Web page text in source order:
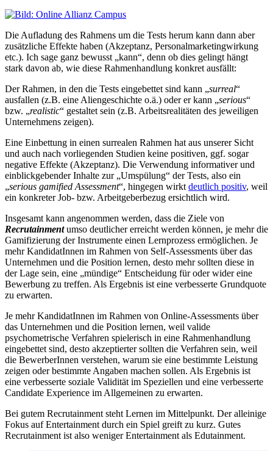
Die Aufladung des Rahmens um die Tests herum kann dann aber
zusätzliche Effekte haben (Akzeptanz, Personalmarketingwirkung
etc.). Ich sage ganz bewusst „kann“, denn ob dies gelingt hängt
stark davon ab, wie diese Rahmenhandlung konkret ausfällt:
Der Rahmen, in den die Tests eingebettet sind kann „surreal“
ausfallen (z.B. eine Aliengeschichte o.ä.) oder er kann „serious“
bzw. „realistic“ gestaltet sein (z.B. Arbeitsrealitäten des jeweiligen
Unternehmens zeigen).
Eine Einbettung in einen surrealen Rahmen hat aus unserer Sicht
und auch nach vorliegenden Studien keine positiven, ggf. sogar
negative Effekte (Akzeptanz). Die Verwendung informativer und
einblickgebender Inhalte zur „Umspülung“ der Tests, also ein
„serious gamified Assessment“, hingegen wirkt deutlich positiv, weil
ein konkreter Job- bzw. Arbeitgeberbezug ersichtlich wird.
Insgesamt kann angenommen werden, dass die Ziele von
Recrutainment umso deutlicher erreicht werden können, je mehr die
Gamifizierung der Instrumente einen Lernprozess ermöglichen. Je
mehr KandidatInnen im Rahmen von Self-Assessments über das
Unternehmen und die Position lernen, desto mehr sollten diese in
der Lage sein, eine „mündige“ Entscheidung für oder wider eine
Bewerbung zu treffen. Als Ergebnis ist eine verbesserte Grundquote
zu erwarten.
Je mehr KandidatInnen im Rahmen von Online-Assessments über
das Unternehmen und die Position lernen, weil valide
psychometrische Verfahren spielerisch in eine Rahmenhandlung
eingebettet sind, desto akzeptierter sollten die Verfahren sein, weil
die BewerberInnen verstehen, warum sie eine bestimmte Leistung
zeigen oder bestimmte Angaben machen sollen. Als Ergebnis ist
eine verbesserte soziale Validität im Speziellen und eine verbesserte
Candidate Experience im Allgemeinen zu erwarten.
Bei gutem Recrutainment steht Lernen im Mittelpunkt. Der alleinige
Fokus auf Entertainment durch ein Spiel greift zu kurz. Gutes
Recrutainment ist also weniger Entertainment als Edutainment.